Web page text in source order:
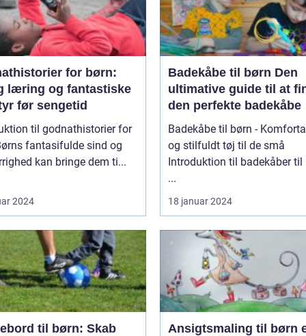
for børn:
læring og fantastiske
før sengetid
til godnathistorier for
kan bringe dem ti...
2024
Badekåbe til børn Den
ultimative guide til at
den perfekte badekåbe
Badekåbe til børn -
og stilfuldt tøj til de små
Introduktion til badekåber til
...
18 januar 2024
til børn: Skab
Ansigtsmaling til børn